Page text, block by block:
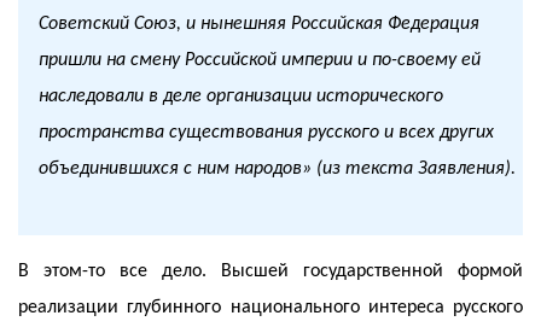
Советский Союз, и нынешняя Российская Федерация
пришли на смену Российской империи и по-своему ей
наследовали в деле организации исторического
пространства существования русского и всех других
объединившихся с ним народов» (из текста Заявления).
В этом-то все дело. Высшей государственной формой
реализации глубинного национального интереса русского